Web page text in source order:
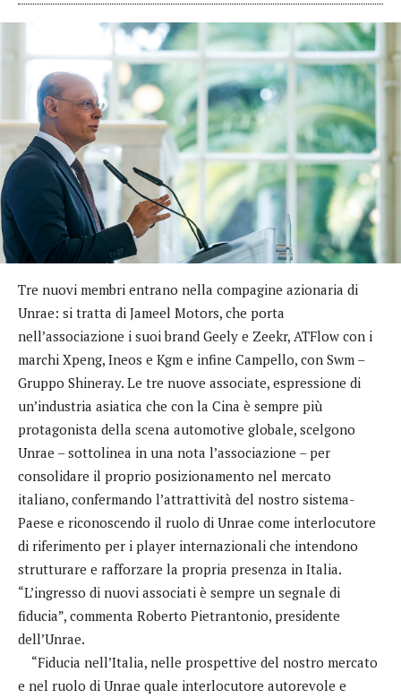
Tre nuovi membri entrano nella compagine azionaria di
Unrae: si tratta di Jameel Motors, che porta
nell’associazione i suoi brand Geely e Zeekr, ATFlow con i
marchi Xpeng, Ineos e Kgm e infine Campello, con Swm –
Gruppo Shineray. Le tre nuove associate, espressione di
un’industria asiatica che con la Cina è sempre più
protagonista della scena automotive globale, scelgono
Unrae – sottolinea in una nota l’associazione – per
consolidare il proprio posizionamento nel mercato
italiano, confermando l’attrattività del nostro sistema-
Paese e riconoscendo il ruolo di Unrae come interlocutore
di riferimento per i player internazionali che intendono
strutturare e rafforzare la propria presenza in Italia.
“L’ingresso di nuovi associati è sempre un segnale di
fiducia”, commenta Roberto Pietrantonio, presidente
dell’Unrae.
“Fiducia nell’Italia, nelle prospettive del nostro mercato
e nel ruolo di Unrae quale interlocutore autorevole e